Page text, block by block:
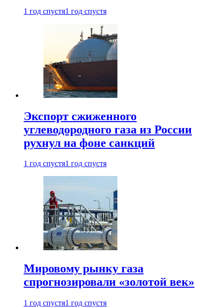
1 год спустя1 год спустя
Экспорт сжиженного
углеводородного газа из России
рухнул на фоне санкций
1 год спустя1 год спустя
Мировому рынку газа
спрогнозировали «золотой век»
1 год спустя1 год спустя